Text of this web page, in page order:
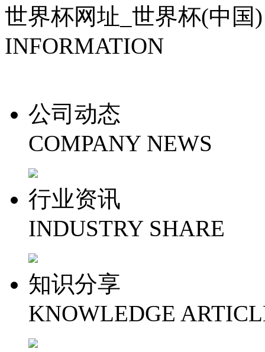
世界杯网址_世界杯(中国)
INFORMATION
公司动态
COMPANY NEWS
行业资讯
INDUSTRY SHARE
知识分享
KNOWLEDGE